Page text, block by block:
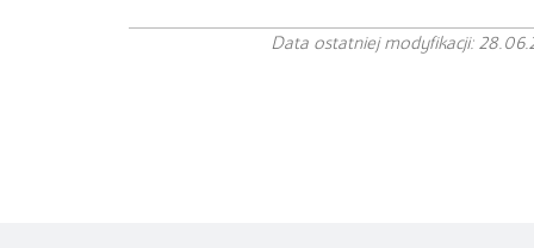
Data ostatniej modyfikacji: